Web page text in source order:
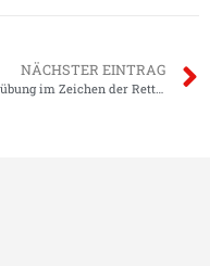
NÄCHSTER EINTRAG
Tagesübung im Zeichen der Rettung